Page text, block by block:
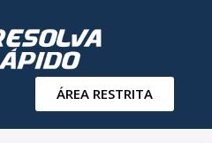
ÁREA RESTRITA